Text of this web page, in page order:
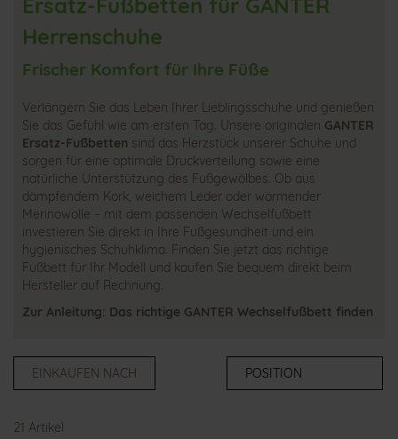
Herrenschuhe
Frischer Komfort für Ihre Füße
Verlängern Sie das Leben Ihrer Lieblingsschuhe und genießen
Sie das Gefühl wie am ersten Tag. Unsere originalen GANTER
Ersatz-Fußbetten sind das Herzstück unserer Schuhe und
sorgen für eine optimale Druckverteilung sowie eine
natürliche Unterstützung des Fußgewölbes. Ob aus
dämpfendem Kork, weichem Leder oder wärmender
Merinowolle – mit dem passenden Wechselfußbett
investieren Sie direkt in Ihre Fußgesundheit und ein
hygienisches Schuhklima. Finden Sie jetzt das richtige
Fußbett für Ihr Modell und kaufen Sie bequem direkt beim
Hersteller auf Rechnung.
Zur Anleitung: Das richtige GANTER Wechselfußbett finden
21 Artikel
EINKAUFEN NACH